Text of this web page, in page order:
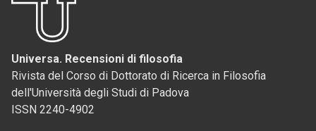
Universa. Recensioni di filosofia
Rivista del Corso di Dottorato di Ricerca in Filosofia
dell'Università degli Studi di Padova
ISSN 2240-4902